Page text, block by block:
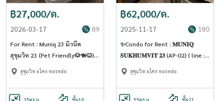
฿27,000/ด.
2026-03-17 89
For Rent : Muniq 23 มิวนีค
สุขุมวิท 23 (Pet Friendly🐶🦮🐱) -
(ST-02)
สุขุมวิท อโศก ทองหล่อ
35ตร.ม. ชั้น16
฿62,000/ด.
2025-11-17 180
✨Condo for Rent : 𝐌𝐔𝐍𝐈𝐐
𝐒𝐔𝐊𝐇𝐔𝐌𝐕𝐈𝐓 𝟐𝟑 (AP-02) ( line :
@condo91 )
สุขุมวิท อโศก ทองหล่อ
55ตร.ม. ชั้น21